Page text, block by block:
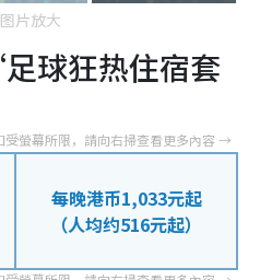
片放大
足球狂热住宿套
每晚港币1,033元起
（人均约516元起）